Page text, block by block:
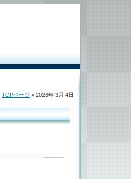
TOPページ > 2026年 3月 4日